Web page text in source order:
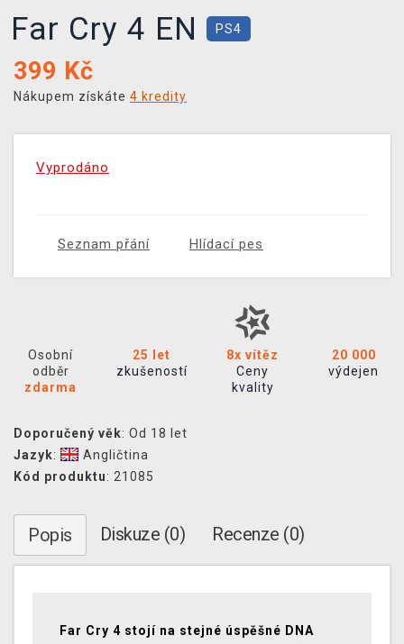
Far Cry 4 EN PS4
399 Kč
Nákupem získáte 4 kredity
Vyprodáno
Seznam přání Hlídací pes
Osobní
odběr
zdarma
25 let
zkušeností
8x vítěz
Ceny
kvality
20 000
výdejen
Doporučený věk: Od 18 let
Jazyk:
Angličtina
Kód produktu: 21085
Popis Diskuze (0) Recenze (0)
Far Cry 4 stojí na stejné úspěšné DNA